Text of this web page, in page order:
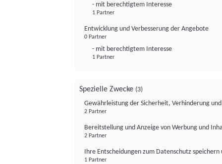
- mit berechtigtem Interesse
1 Partner
Entwicklung und Verbesserung der Angebote
0 Partner
- mit berechtigtem Interesse
1 Partner
Spezielle Zwecke (3)
Gewährleistung der Sicherheit, Verhinderung
2 Partner
Bereitstellung und Anzeige von Werbung und
2 Partner
Ihre Entscheidungen zum Datenschutz
1 Partner